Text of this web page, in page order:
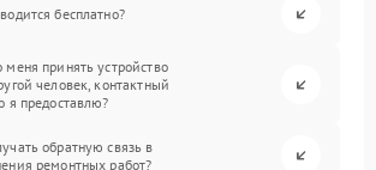
бесплатно?
принять устройство
человек, контактный
я предоставлю?
обратную связь в
ремонтных работ?